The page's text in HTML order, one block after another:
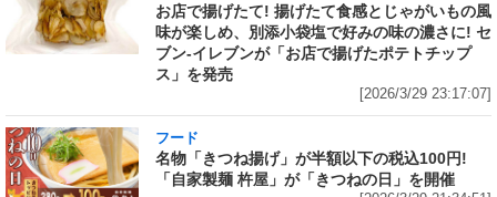
お店で揚げたて! 揚げたて食感とじゃがいもの風
味が楽しめ、別添小袋塩で好みの味の濃さに! セ
ブン‐イレブンが「お店で揚げたポテトチップ
ス」を発売
[2026/3/29 23:17:07]
フード
名物「きつね揚げ」が半額以下の税込100円!
「自家製麺 杵屋」が「きつねの日」を開催